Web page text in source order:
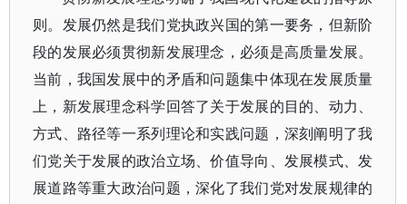
则。发展仍然是我们党执政兴国的第一要务，但新阶
段的发展必须贯彻新发展理念，必须是高质量发展。
当前，我国发展中的矛盾和问题集中体现在发展质量
上，新发展理念科学回答了关于发展的目的、动力、
方式、路径等一系列理论和实践问题，深刻阐明了我
们党关于发展的政治立场、价值导向、发展模式、发
展道路等重大政治问题，深化了我们党对发展规律的